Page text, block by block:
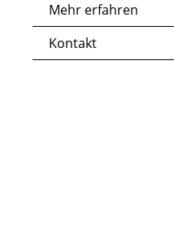
Mehr erfahren
Kontakt